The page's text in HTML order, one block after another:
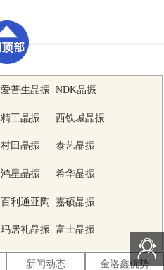
爱普生晶振 NDK晶振
精工晶振 西铁城晶振
村田晶振 泰艺晶振
鸿星晶振 希华晶振
百利通亚陶
晶振
嘉硕晶振
玛居礼晶振 富士晶振
Lihom晶振 SHINSUNG
新闻动态 金洛鑫优势